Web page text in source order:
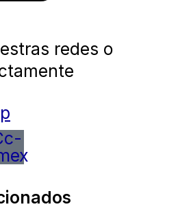
redes o